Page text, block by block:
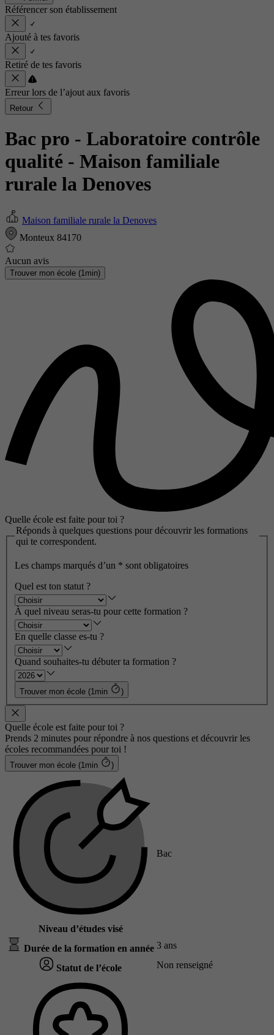
Référencer son établissement
Ajouté à tes favoris
Retiré de tes favoris
Erreur lors de l’ajout aux favoris
Retour
Bac pro - Laboratoire contrôle
qualité - Maison familiale
rurale la Denoves
Maison familiale rurale la Denoves
Monteux 84170
Aucun avis
Trouver mon école (1min)
Quelle école est faite pour toi ?
Réponds à quelques questions pour découvrir les formations
qui te correspondent.
Les champs marqués d’un * sont obligatoires
Quel est ton statut ?
À quel niveau seras-tu pour cette formation ?
En quelle classe es-tu ?
Quand souhaites-tu débuter ta formation ?
Trouver mon école (1min )
Quelle école est faite pour toi ?
Prends 2 minutes pour répondre à nos questions et découvrir les
écoles recommandées pour toi !
Trouver mon école (1min )
Niveau d’études visé
Bac
Durée de la formation en année 3 ans
Statut de l’école Non renseigné